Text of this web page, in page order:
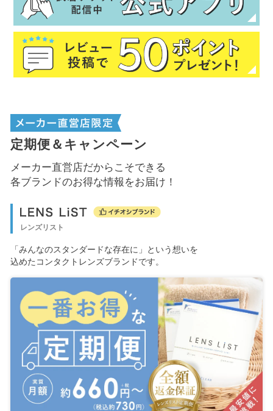
定期便＆キャンペーン
メーカー直営店だからこそできる
各ブランドのお得な情報をお届け！
レンズリスト
「みんなのスタンダードな存在に」という想いを
込めたコンタクトレンズブランドです。